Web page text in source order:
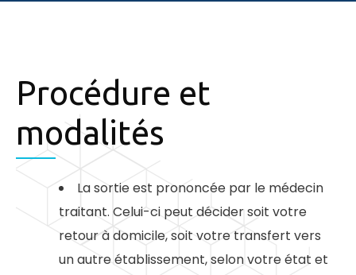
Procédure et
modalités​
La sortie est prononcée par le médecin
traitant. Celui-ci peut décider soit votre
retour à domicile, soit votre transfert vers
un autre établissement, selon votre état et